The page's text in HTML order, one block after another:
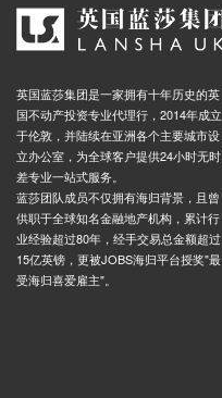
英国蓝莎集团是一家拥有十年历史的英
国不动产投资专业代理行，2014年成立
于伦敦，并陆续在亚洲各个主要城市设
立办公室，为全球客户提供24小时无时
差专业一站式服务。
蓝莎团队成员不仅拥有海归背景，且曾
供职于全球知名金融地产机构，累计行
业经验超过80年，经手交易总金额超过
15亿英镑，更被JOBS海归平台授奖"最
受海归喜爱雇主"。